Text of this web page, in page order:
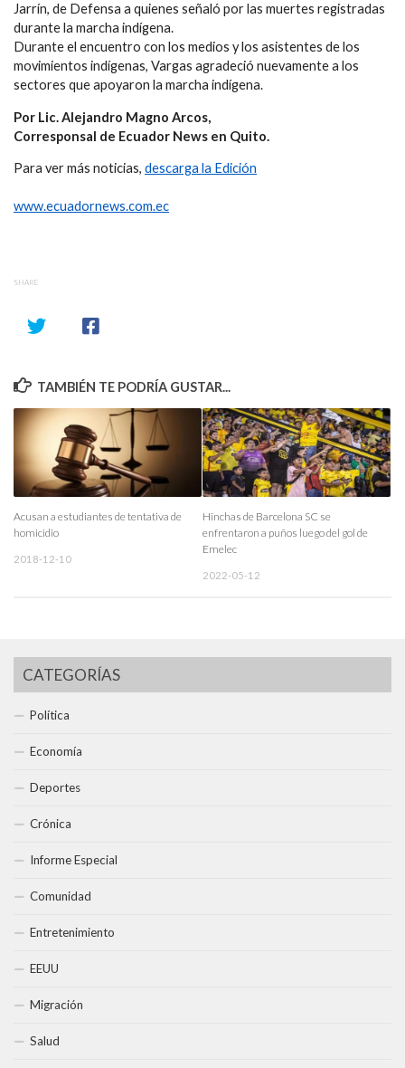
Jarrín, de Defensa a quienes señaló por las muertes registradas
durante la marcha indígena.
Durante el encuentro con los medios y los asistentes de los
movimientos indígenas, Vargas agradeció nuevamente a los
sectores que apoyaron la marcha indígena.
Por Lic. Alejandro Magno Arcos,
Corresponsal de Ecuador News en Quito.
Para ver más noticias, descarga la Edición
www.ecuadornews.com.ec
SHARE
TAMBIÉN TE PODRÍA GUSTAR...
Acusan a estudiantes de tentativa de
homicidio
2018-12-10
Hinchas de Barcelona SC se
enfrentaron a puños luego del gol de
Emelec
2022-05-12
CATEGORÍAS
Política
Economía
Deportes
Crónica
Informe Especial
Comunidad
Entretenimiento
EEUU
Migración
Salud